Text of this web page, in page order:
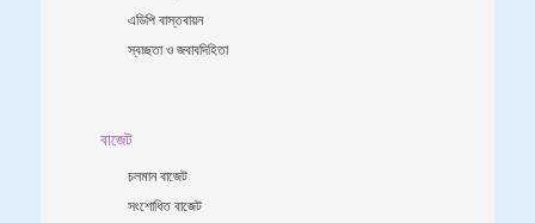
এডিপি বাস্তবায়ন
স্বচ্ছতা ও জবাবদিহিতা
বাজেট
চলমান বাজেট
সংশোধিত বাজেট